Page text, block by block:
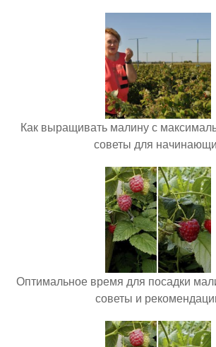
Как выращивать малину с
советы для
Оптимальное время для посадки
советы и